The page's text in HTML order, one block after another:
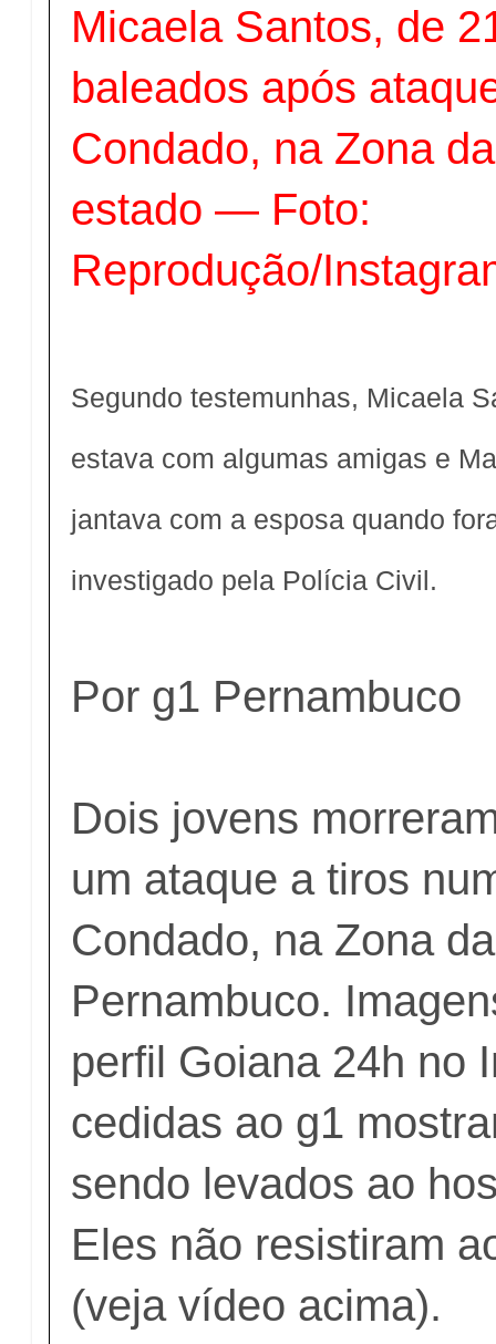
Micaela Santos, de
baleados após
Condado, na Zona
estado — Foto:
Reprodução/
Segundo testemunhas, Micaela
estava com algumas amigas e
jantava com a esposa quando
investigado pela Polícia Civil.
Por g1 Pernambuco
Dois jovens
um ataque a tiros
Condado, na Zona
Pernambuco.
perfil Goiana 24h no
cedidas ao g1
sendo levados ao
Eles não resistiram
(veja vídeo acima).